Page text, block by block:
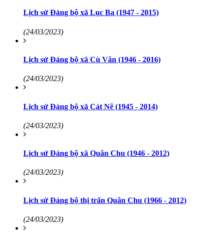
Lịch sử Đảng bộ xã Lục Ba (1947 - 2015)
(24/03/2023)
Lịch sử Đảng bộ xã Cù Vân (1946 - 2016)
(24/03/2023)
Lịch sử Đảng bộ xã Cát Nê (1945 - 2014)
(24/03/2023)
Lịch sử Đảng bộ xã Quân Chu (1946 - 2012)
(24/03/2023)
Lịch sử Đảng bộ thị trấn Quân Chu (1966 - 2012)
(24/03/2023)